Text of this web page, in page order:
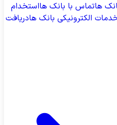
هاتماس با بانک هااستخدام
الکترونیکی بانک هادریافت